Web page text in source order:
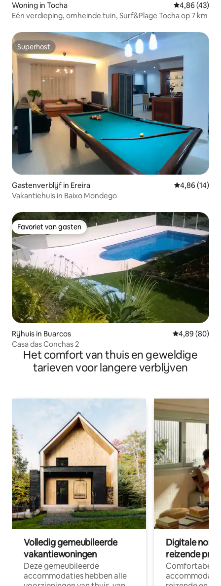
Woning in Tocha Gemiddelde
4,86 (43)
Eén verdieping, omheinde tuin, Surf&Plage Tocha op 7 km
Superhost
Superhost
Gastenverblijf in Ereira Gemiddelde
4,86 (14)
Vakantiehuis in Baixo Mondego
Favoriet van gasten
Favoriet van gasten
Rijhuis in Buarcos Gemiddelde
4,89 (80)
Casa das Conchas 2
Het comfort van thuis en geweldige
tarieven voor langere verblijven
Volledig gemeubileerde
vakantiewoningen
Deze gemeubileerde
accommodaties hebben alle
Digitale
reizende
Comfortabele